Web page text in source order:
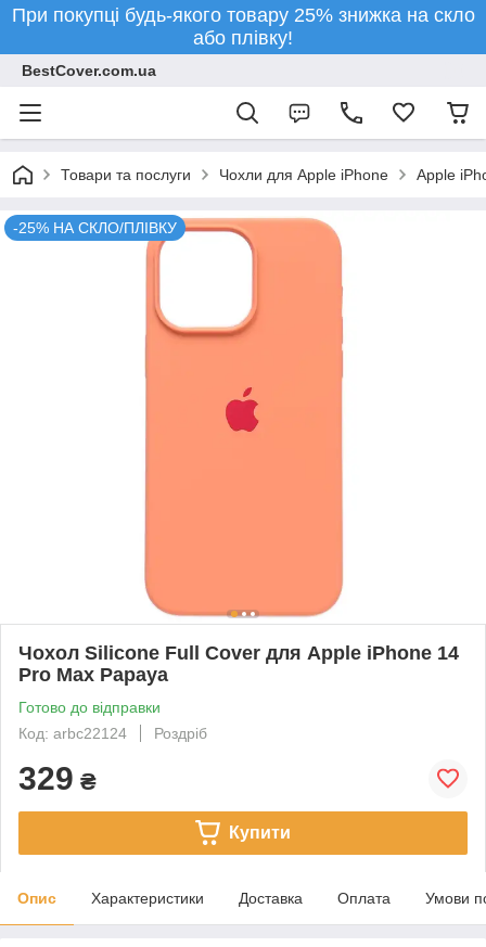
При покупці будь-якого товару 25% знижка на скло
або плівку!
BestCover.com.ua
Товари та послуги Чохли для Apple iPhone Apple
-25% НА СКЛО/ПЛІВКУ
Чохол Silicone Full Cover для Apple iPhone 14
Pro Max Papaya
Готово до відправки
Код: arbc22124
Роздріб
329 ₴
Купити
Опис Характеристики Доставка Оплата Умови